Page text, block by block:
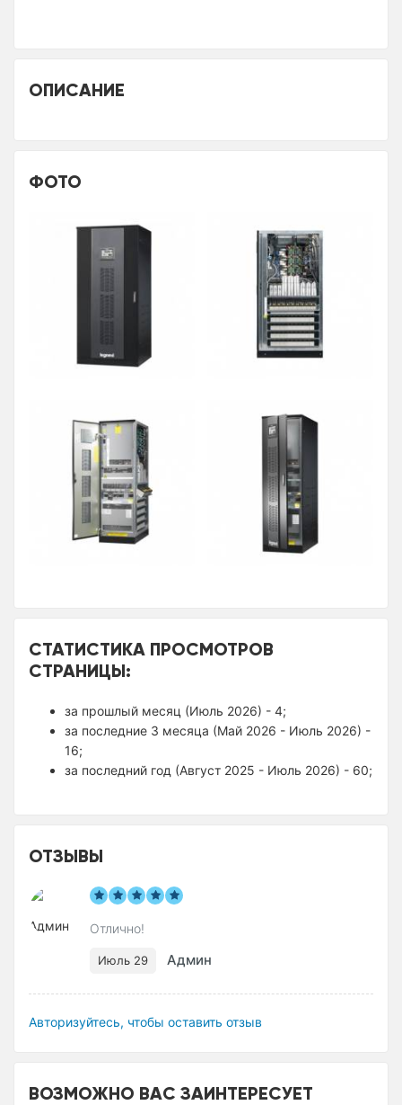
ОПИСАНИЕ
ФОТО
СТАТИСТИКА ПРОСМОТРОВ
СТРАНИЦЫ:
за прошлый месяц (Июль 2026) - 4;
за последние 3 месяца (Май 2026 - Июль 2026) -
16;
за последний год (Август 2025 - Июль 2026) - 60;
ОТЗЫВЫ
Отлично!
Июль 29 Админ
Авторизуйтесь, чтобы оставить отзыв
ВОЗМОЖНО ВАС ЗАИНТЕРЕСУЕТ